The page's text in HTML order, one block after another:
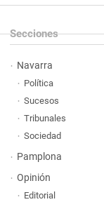
Secciones
Navarra
Política
Sucesos
Tribunales
Sociedad
Pamplona
Opinión
Editorial